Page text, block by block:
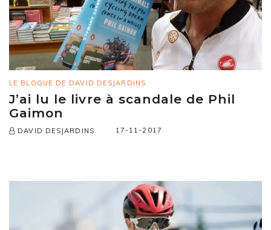
LE BLOGUE DE DAVID DESJARDINS
J’ai lu le livre à scandale de Phil
Gaimon
DAVID DESJARDINS 17-11-2017